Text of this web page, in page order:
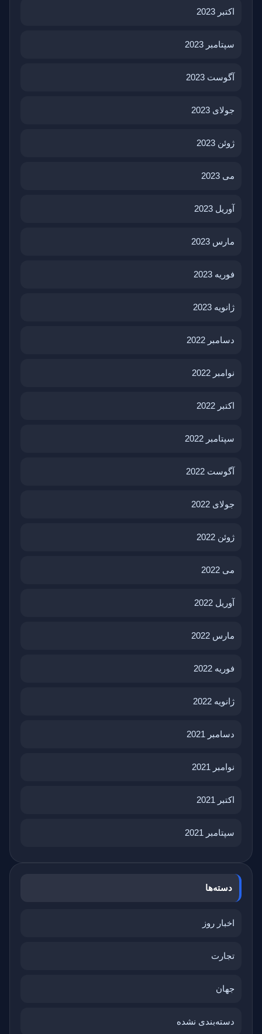
اکتبر 2023
سپتامبر 2023
آگوست 2023
جولای 2023
ژوئن 2023
می 2023
آوریل 2023
مارس 2023
فوریه 2023
ژانویه 2023
دسامبر 2022
نوامبر 2022
اکتبر 2022
سپتامبر 2022
آگوست 2022
جولای 2022
ژوئن 2022
می 2022
آوریل 2022
مارس 2022
فوریه 2022
ژانویه 2022
دسامبر 2021
نوامبر 2021
اکتبر 2021
سپتامبر 2021
دسته‌ها
اخبار روز
تجارت
جهان
دسته‌بندی نشده